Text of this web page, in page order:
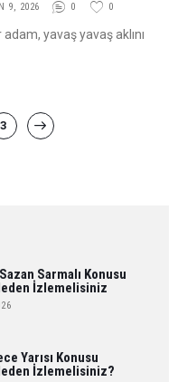
9, 2026 0 0
yavaş yavaş aklını
PAGE
3
Sarmalı Konusu
İzlemelisiniz
Yarısı Konusu
İzlemelisiniz?